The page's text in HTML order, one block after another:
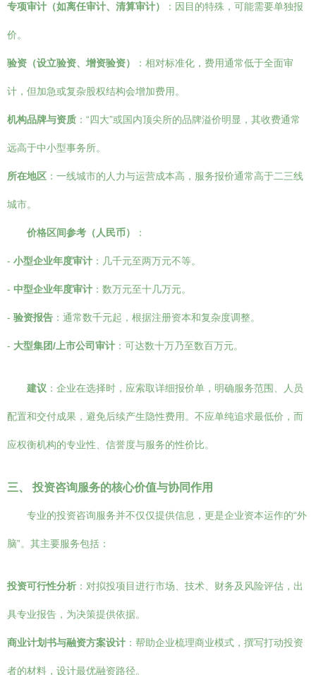
专项审计（如离任审计、清算审计） ：因目的特殊，可能需要单独报
价。
验资（设立验资、增资验资） ：相对标准化，费用通常低于全面审
计，但加急或复杂股权结构会增加费用。
机构品牌与资质 ：“四大”或国内顶尖所的品牌溢价明显，其收费通常
远高于中小型事务所。
所在地区 ：一线城市的人力与运营成本高，服务报价通常高于二三线
城市。
价格区间参考（人民币） ：
- 小型企业年度审计 ：几千元至两万元不等。
- 中型企业年度审计 ：数万元至十几万元。
- 验资报告 ：通常数千元起，根据注册资本和复杂度调整。
- 大型集团/上市公司审计 ：可达数十万乃至数百万元。
建议 ：企业在选择时，应索取详细报价单，明确服务范围、人员
配置和交付成果，避免后续产生隐性费用。不应单纯追求最低价，而
应权衡机构的专业性、信誉度与服务的性价比。
三、 投资咨询服务的核心价值与协同作用
专业的投资咨询服务并不仅仅提供信息，更是企业资本运作的“外
脑”。其主要服务包括：
投资可行性分析 ：对拟投项目进行市场、技术、财务及风险评估，出
具专业报告，为决策提供依据。
商业计划书与融资方案设计 ：帮助企业梳理商业模式，撰写打动投资
者的材料，设计最优融资路径。